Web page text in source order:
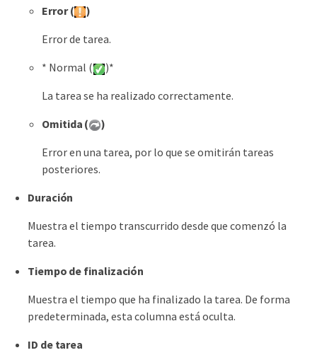
Error (
)
Error de tarea.
* Normal (
)*
La tarea se ha realizado correctamente.
Omitida (
)
Error en una tarea, por lo que se omitirán tareas
posteriores.
Duración
Muestra el tiempo transcurrido desde que comenzó la
tarea.
Tiempo de finalización
Muestra el tiempo que ha finalizado la tarea. De forma
predeterminada, esta columna está oculta.
ID de tarea